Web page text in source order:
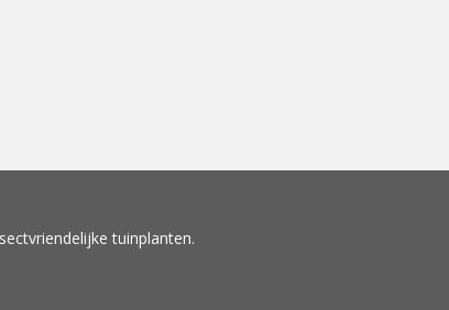
tuinplanten.